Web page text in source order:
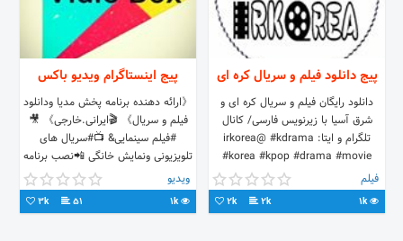
پیج دانلود فیلم و سریال کره ای
دانلود رایگان فیلم و سریال کره ای و
شرق آسیا با زیرنویس فارسی/ کانال
تلگرام و ایتا: irkorea@ #kdrama
#korea #kpop #drama #movie
#cdrama #anime #jdrama فیلم
1k
2k
2k
پیج اینستاگرام ویدیو باکس
《ارائه دهنده برنامه پخش مدیا ودانلود
فیلم و سریال》 🎬ایرانی.خارجی》 🎥
#فیلم سینمایی& 📺#سریال های
تلویزیونی ونمایش خانگی 📲نصب برنامه
در لینک زیر⤵
ویدیو
1k
51
3k